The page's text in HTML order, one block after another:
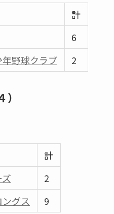
計
6
野球クラブ
2
計
2
グス
9